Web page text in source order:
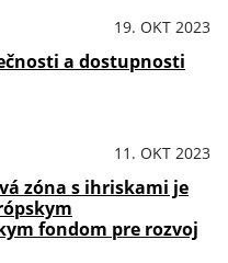
19. OKT 2023
a dostupnosti
11. OKT 2023
zóna s ihriskami je
fondom pre rozvoj